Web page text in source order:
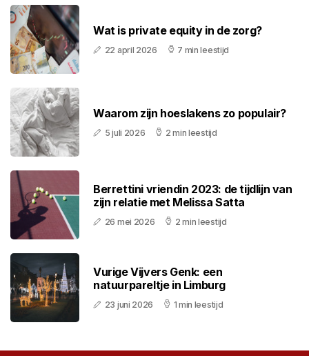
Wat is private equity in de zorg?
22 april 2026 7 min leestijd
Waarom zijn hoeslakens zo populair?
5 juli 2026 2 min leestijd
Berrettini vriendin 2023: de tijdlijn van
zijn relatie met Melissa Satta
26 mei 2026 2 min leestijd
Vurige Vijvers Genk: een
natuurpareltje in Limburg
23 juni 2026 1 min leestijd